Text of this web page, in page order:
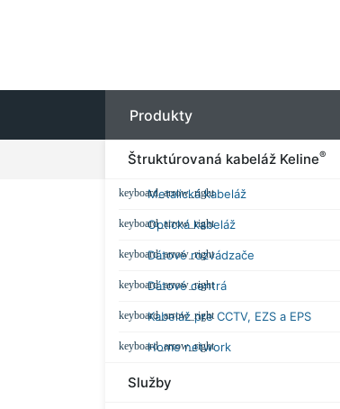
Produkty
Štruktúrovaná kabeláž Keline®
Metalická kabeláž
Optická kabeláž
Dátové rozvádzače
Dátové centrá
Kabeláž pre CCTV, EZS a EPS
Home network
Služby